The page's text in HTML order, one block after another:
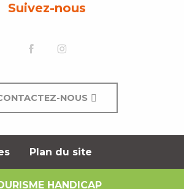
Suivez-nous
NOUS
Plan du site
HANDICAP